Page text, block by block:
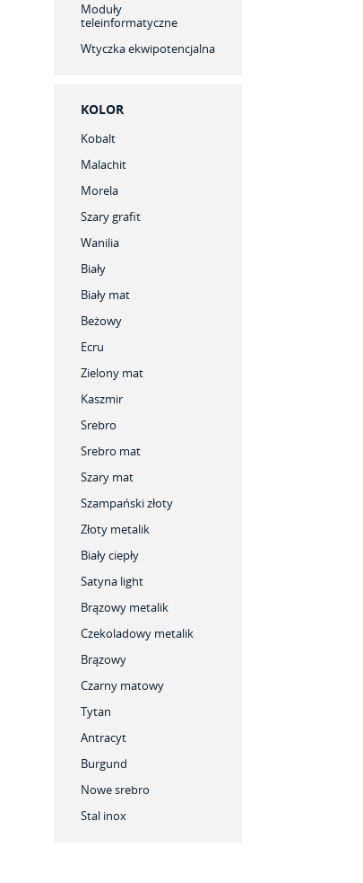
Moduły
teleinformatyczne
Wtyczka ekwipotencjalna
KOLOR
Kobalt
Malachit
Morela
Szary grafit
Wanilia
Biały
Biały mat
Beżowy
Ecru
Zielony mat
Kaszmir
Srebro
Srebro mat
Szary mat
Szampański złoty
Złoty metalik
Biały ciepły
Satyna light
Brązowy metalik
Czekoladowy metalik
Brązowy
Czarny matowy
Tytan
Antracyt
Burgund
Nowe srebro
Stal inox